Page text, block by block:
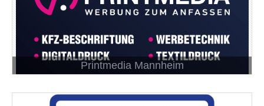
Printmedia Mannheim